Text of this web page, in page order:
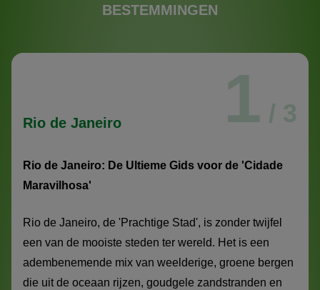
BESTEMMINGEN
Rio de Janeiro 1 / 3
Rio de Janeiro: De Ultieme Gids voor de 'Cidade
Maravilhosa'
Rio de Janeiro, de 'Prachtige Stad', is zonder twijfel
een van de mooiste steden ter wereld. Het is een
adembenemende mix van weelderige, groene bergen
die uit de oceaan rijzen, goudgele zandstranden en